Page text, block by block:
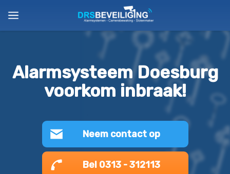
Alarmsysteem Doesburg
voorkom inbraak!
Neem contact op
Bel 0313 - 312113